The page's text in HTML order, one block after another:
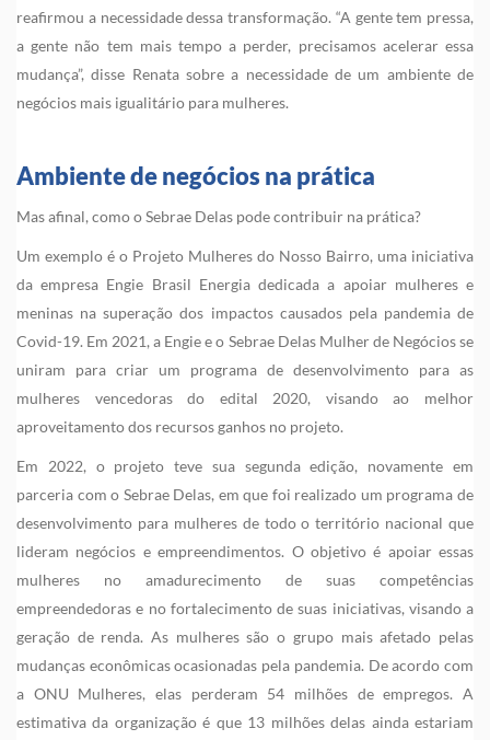
reafirmou a necessidade dessa transformação. “A gente tem pressa,
a gente não tem mais tempo a perder, precisamos acelerar essa
mudança”, disse Renata sobre a necessidade de um ambiente de
negócios mais igualitário para mulheres.
Ambiente de negócios na prática
Mas afinal, como o Sebrae Delas pode contribuir na prática?
Um exemplo é o Projeto Mulheres do Nosso Bairro, uma iniciativa
da empresa Engie Brasil Energia dedicada a apoiar mulheres e
meninas na superação dos impactos causados pela pandemia de
Covid-19. Em 2021, a Engie e o Sebrae Delas Mulher de Negócios se
uniram para criar um programa de desenvolvimento para as
mulheres vencedoras do edital 2020, visando ao melhor
aproveitamento dos recursos ganhos no projeto.
Em 2022, o projeto teve sua segunda edição, novamente em
parceria com o Sebrae Delas, em que foi realizado um programa de
desenvolvimento para mulheres de todo o território nacional que
lideram negócios e empreendimentos. O objetivo é apoiar essas
mulheres no amadurecimento de suas competências
empreendedoras e no fortalecimento de suas iniciativas, visando a
geração de renda. As mulheres são o grupo mais afetado pelas
mudanças econômicas ocasionadas pela pandemia. De acordo com
a ONU Mulheres, elas perderam 54 milhões de empregos. A
estimativa da organização é que 13 milhões delas ainda estariam